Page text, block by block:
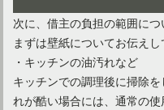
次に、借主の負担の範囲につ
まずは壁紙についてお伝えし
・キッチンの油汚れなど
キッチンでの調理後に掃除
れが酷い場合には、通常の